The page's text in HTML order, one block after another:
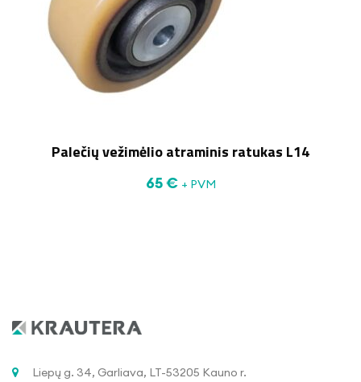
Palečių vežimėlio atraminis ratukas L14
65€ + PVM
Liepų g. 34, Garliava, LT-53205 Kauno r.